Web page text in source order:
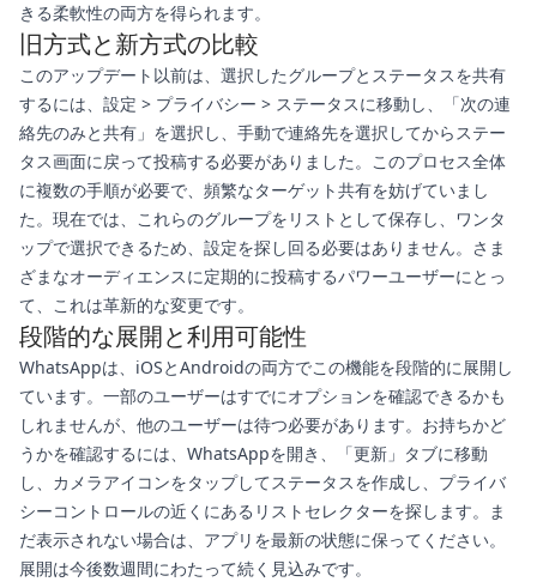
きる柔軟性の両方を得られます。
旧方式と新方式の比較
このアップデート以前は、選択したグループとステータスを共有
するには、設定 > プライバシー > ステータスに移動し、「次の連
絡先のみと共有」を選択し、手動で連絡先を選択してからステー
タス画面に戻って投稿する必要がありました。このプロセス全体
に複数の手順が必要で、頻繁なターゲット共有を妨げていまし
た。現在では、これらのグループをリストとして保存し、ワンタ
ップで選択できるため、設定を探し回る必要はありません。さま
ざまなオーディエンスに定期的に投稿するパワーユーザーにとっ
て、これは革新的な変更です。
段階的な展開と利用可能性
WhatsAppは、iOSとAndroidの両方でこの機能を段階的に展開し
ています。一部のユーザーはすでにオプションを確認できるかも
しれませんが、他のユーザーは待つ必要があります。お持ちかど
うかを確認するには、WhatsAppを開き、「更新」タブに移動
し、カメラアイコンをタップしてステータスを作成し、プライバ
シーコントロールの近くにあるリストセレクターを探します。ま
だ表示されない場合は、アプリを最新の状態に保ってください。
展開は今後数週間にわたって続く見込みです。